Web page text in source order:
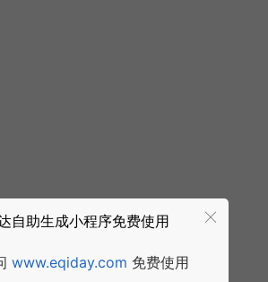
自助生成小程序免费使用
www.eqiday.com 免费使用